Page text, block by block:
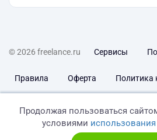
© 2026 freelance.ru Сервисы
Правила Оферта Политика
Продолжая пользоваться
условиями